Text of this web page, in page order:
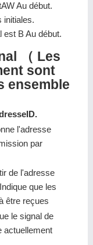
Au début.
initiales.
est B Au début.
（ Les
sont
ensemble
l'adresse
par
de l'adresse
que les
être reçues
le signal de
actuellement